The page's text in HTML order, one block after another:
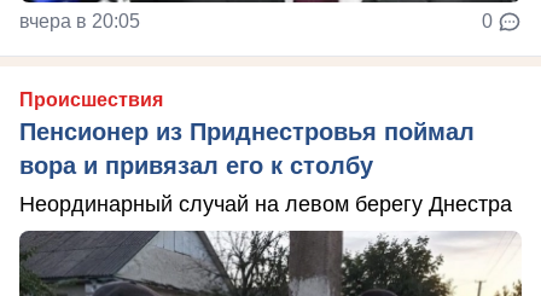
вчера в 20:05 0
Происшествия
Пенсионер из Приднестровья поймал
вора и привязал его к столбу
Неординарный случай на левом берегу Днестра